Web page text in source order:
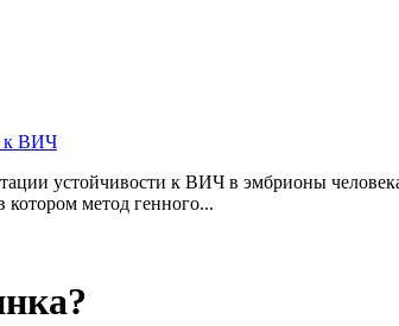
к ВИЧ
устойчивости к ВИЧ в эмбрионы
метод генного...